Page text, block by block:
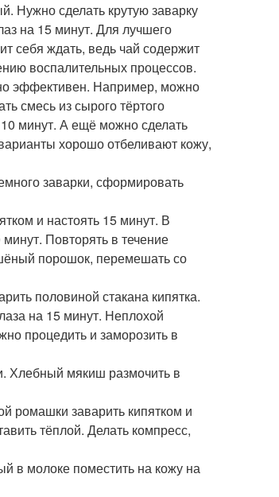
Нужно сделать крутую заварку
на 15 минут. Для лучшего
себя ждать, ведь чай содержит
воспалительных процессов.
эффективен. Например, можно
смесь из сырого тёртого
10 минут. А ещё можно сделать
хорошо отбеливают кожу,
заварки, сформировать
и настоять 15 минут. В
Повторять в течение
порошок, перемешать со
половиной стакана кипятка.
на 15 минут. Неплохой
процедить и заморозить в
Хлебный мякиш размочить в
ромашки заварить кипятком и
тёплой. Делать компресс,
в молоке поместить на кожу на